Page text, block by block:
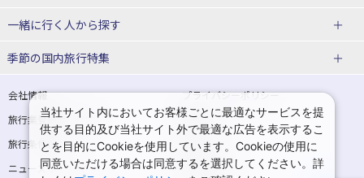
山形県
関東
埼玉県 千葉県
茨城県 栃木県
宮城県ホテル・旅館
山形県ホテル・旅館
東京都ホテル・旅館 神奈川県ホテル・旅館
埼玉県ホテル・旅館 千葉県ホテル・旅館
十勝川温泉(北海道)
洞爺湖温泉(北海道)
層雲峡温泉(北海道)
東北
花巻温泉(岩手) 蔵王温泉(山形)
北海道旅行・ツアー
東北
青森旅行・ツアー 岩手旅行・ツアー
宮城旅行・ツアー 秋田旅行・ツアー
山形旅行・ツアー 福島旅行・ツアー
東京ディズニーリゾート®への旅
ユニバーサル・スタジオ・ジャパ
一緒に行く人から探す
一人旅 国内版
カップル・夫婦旅行 国内版 女子旅 国内版
卒業旅行・学生旅行 国内版
季節の国内旅行特集
桜・お花見特集
ゴールデンウィーク（GW）の国内
旅行
夏休み・お盆の国内旅行 7月の国内旅行
8月の国内旅行 9月の国内旅行
会社情報
プライバシーポリシー
旅行業登録票・約款
規約集
旅行条件書
商標について
ニュースリリース
採用情報
当社サイト内においてお客様ごとに最適なサービスを提
供する目的及び当社サイト外で最適な広告を表示するこ
とを目的にCookieを使用しています。Cookieの使用に
同意いただける場合は同意するを選択してください。詳